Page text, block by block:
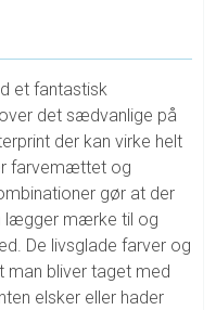
et fantastisk
det sædvanlige på
der kan virke helt
farvemættet og
gør at der
lægger mærke til og
De livsglade farver og
man bliver taget med
elsker eller hader